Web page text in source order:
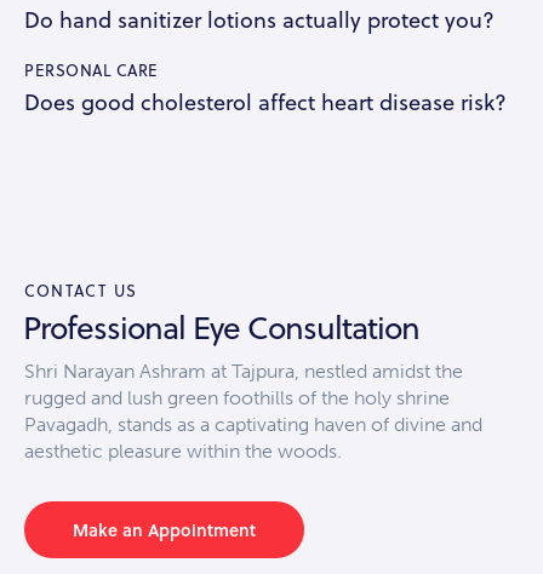
Do hand sanitizer lotions actually protect you?
PERSONAL CARE
Does good cholesterol affect heart disease risk?
CONTACT US
Professional Eye Consultation
Shri Narayan Ashram at Tajpura, nestled amidst the
rugged and lush green foothills of the holy shrine
Pavagadh, stands as a captivating haven of divine and
aesthetic pleasure within the woods.
Make an Appointment